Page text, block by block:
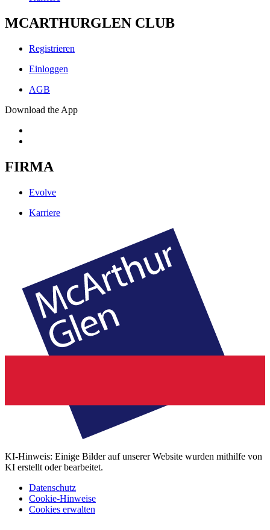
MCARTHURGLEN CLUB
Registrieren
Einloggen
AGB
Download the App
FIRMA
Evolve
Karriere
KI-Hinweis: Einige Bilder auf unserer Website wurden mithilfe von
KI erstellt oder bearbeitet.
Datenschutz
Cookie-Hinweise
Cookies erwalten